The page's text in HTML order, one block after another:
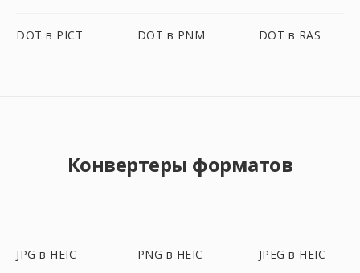
DOT в PICT DOT в PNM DOT в RAS
Конвертеры форматов
JPG в HEIC PNG в HEIC JPEG в HEIC